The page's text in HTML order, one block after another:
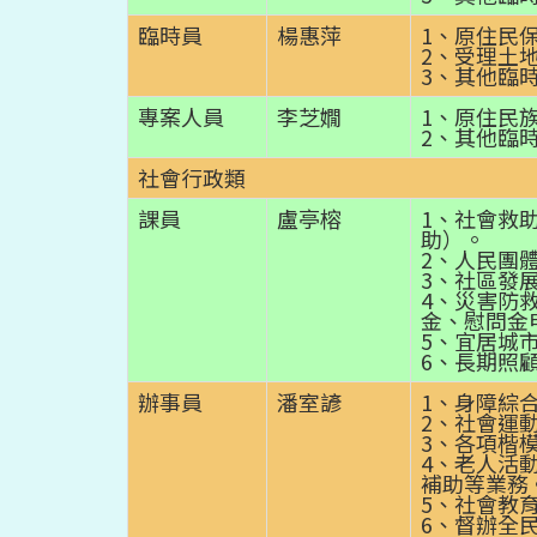
臨時員
楊惠萍 1、原住民
2、受理土
3、其他臨
專案人員
李芝嫺 1、原住民
2、其他臨
社會行政類
課員
盧亭榕 1、社會救
助）。
2、人民團
3、社區發
4、災害防
金、慰問金
5、宜居城
6、長期照
辦事員
潘室諺 1、身障綜
2、社會運
3、各項楷
4、老人活
補助等業務
5、社會教
6、督辦全